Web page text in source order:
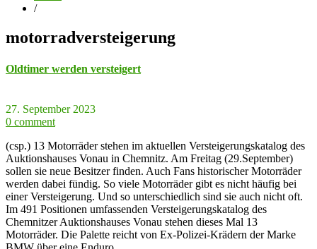
/
motorradversteigerung
Oldtimer werden versteigert
27. September 2023
0 comment
(csp.) 13 Motorräder stehen im aktuellen Versteigerungskatalog des
Auktionshauses Vonau in Chemnitz. Am Freitag (29.September)
sollen sie neue Besitzer finden. Auch Fans historischer Motorräder
werden dabei fündig. So viele Motorräder gibt es nicht häufig bei
einer Versteigerung. Und so unterschiedlich sind sie auch nicht oft.
Im 491 Positionen umfassenden Versteigerungskatalog des
Chemnitzer Auktionshauses Vonau stehen dieses Mal 13
Motorräder. Die Palette reicht von Ex-Polizei-Krädern der Marke